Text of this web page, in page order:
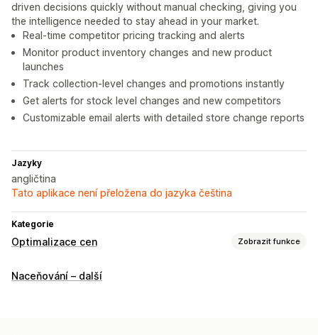
driven decisions quickly without manual checking, giving you
the intelligence needed to stay ahead in your market.
Real-time competitor pricing tracking and alerts
Monitor product inventory changes and new product
launches
Track collection-level changes and promotions instantly
Get alerts for stock level changes and new competitors
Customizable email alerts with detailed store change reports
Jazyky
angličtina
Tato aplikace není přeložena do jazyka čeština
Kategorie
Optimalizace cen Zobrazit funkce
Monitorování
Naceňování – další